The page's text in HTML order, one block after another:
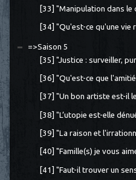
[33] "Manipulation dans le
[34] "Qu'est-ce qu'une vie
=>Saison 5
[35] "Justice : surveiller,
[36] "Qu'est-ce que
[37] "Un bon artiste est-il
[38] "L’utopie est-elle
[39] "La raison et
[40] "Famille(s) je vous
[41] "Faut-il trouver un